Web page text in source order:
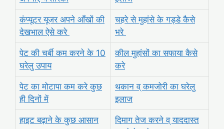
कंप्यूटर यूजर अपने आँखों की
देखभाल ऐसे करे
चहरे से मुहांसे के गड्डे कैसे
भरे
पेट की चर्बी कम करने के 10
घरेलु उपाय
कील मुहांसों का सफाया कैसे
करे
पेट का मोटापा कम करे कुछ
ही दिनों में
थकान व् कमजोरी का घरेलु
इलाज
हाइट बढ़ाने के कुछ आसान
दिमाग तेज करने व् याददास्त